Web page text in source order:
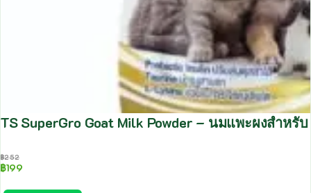
TS SuperGro Goat Milk Powder – นมแพะผงสำหรั
฿252
฿199